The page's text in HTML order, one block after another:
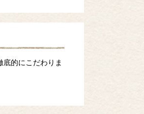
的にこだわりま